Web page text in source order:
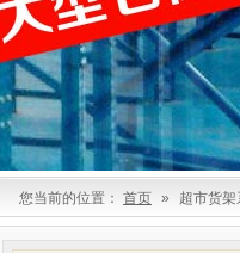
您当前的位置： 首页 » 超市货架